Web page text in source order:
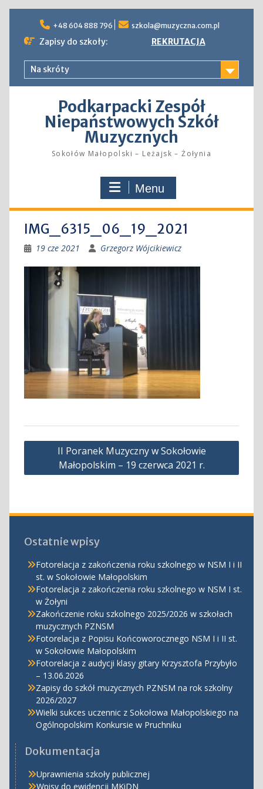
content
+48 604 888 796 szkola@muzyczna.com.pl
Zapisy do szkoły: REKRUTACJA
Na skróty
Podkarpacki Zespół
Niepaństwowych Szkół
Muzycznych
Sokołów Małopolski – Leżajsk – Żołynia
Menu
IMG_6315_06_19_2021
19 cze 2021 Grzegorz Wójcikiewicz
Nawigacja
II Poranek Muzyczny w Sokołowie
Małopolskim – 19 czerwca 2021 r.
Ostatnie wpisy
Fotorelacja z zakończenia roku szkolnego w NSM I i II
st. w Sokołowie Małopolskim
Fotorelacja z zakończenia roku szkolnego w NSM I st.
w Żołyni
Zakończenie roku szkolnego 2025/2026 w szkołach
muzycznych PZNSM
Fotorelacja z Popisu Końcoworocznego NSM I i II st.
w Sokołowie Małopolskim
Fotorelacja z audycji klasy gitary Krzysztofa Przybyło
– 13.06.2026
Zapisy do szkół muzycznych PZNSM na rok szkolny
2026/2027
Wielki sukces uczennic z Sokołowa Małopolskiego na
Ogólnopolskim Konkursie w Pruchniku
Dokumentacja
Uprawnienia szkoły publicznej
Wpisy do ewidencji MKiDN